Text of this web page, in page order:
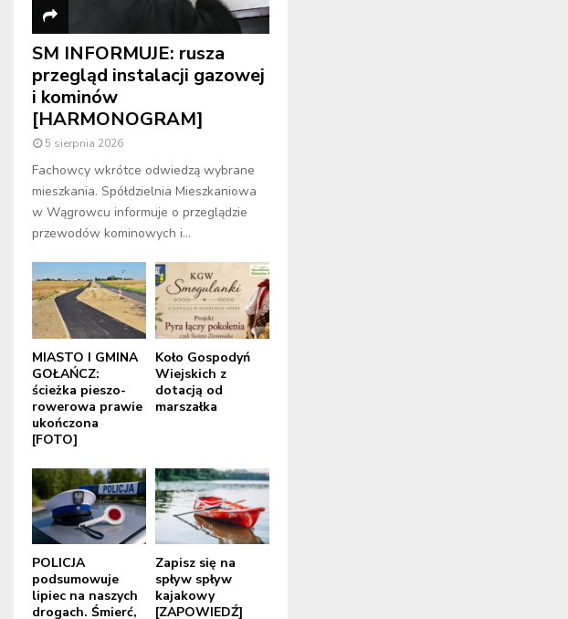
SM INFORMUJE: rusza
przegląd instalacji gazowej
i kominów
[HARMONOGRAM]
5 sierpnia 2026
Fachowcy wkrótce odwiedzą wybrane
mieszkania. Spółdzielnia Mieszkaniowa
w Wągrowcu informuje o przeglądzie
przewodów kominowych i...
MIASTO I GMINA
GOŁAŃCZ:
ścieżka pieszo-
rowerowa prawie
ukończona
[FOTO]
Koło Gospodyń
Wiejskich z
dotacją od
marszałka
POLICJA
podsumowuje
lipiec na naszych
drogach. Śmierć,
Zapisz się na
spływ spływ
kajakowy
[ZAPOWIEDŹ]